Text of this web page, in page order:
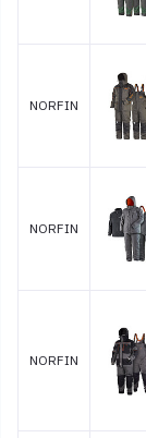
NORFIN
NORFIN
NORFIN